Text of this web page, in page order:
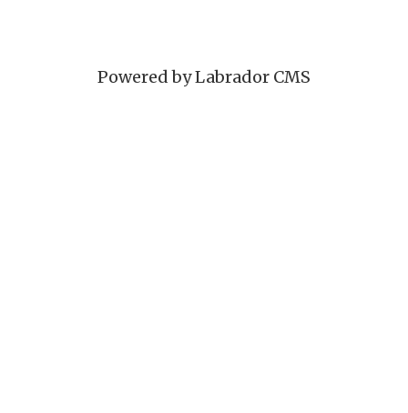
Powered by Labrador CMS